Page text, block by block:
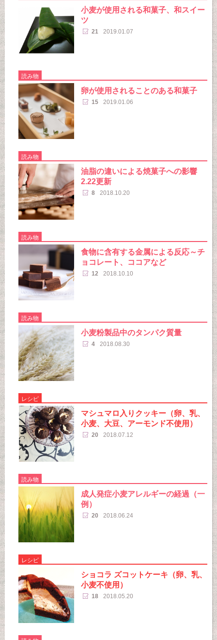
小麦が使用される和菓子、和スイー
ツ
21 2019.01.07
読み物
卵が使用されることのある和菓子
15 2019.01.06
読み物
油脂の違いによる焼菓子への影響
2.22更新
8 2018.10.20
読み物
食物に含有する金属による反応～チ
ョコレート、ココアなど
12 2018.10.10
読み物
小麦粉製品中のタンパク質量
4 2018.08.30
レシピ
マシュマロ入りクッキー（卵、乳、
小麦、大豆、アーモンド不使用）
20 2018.07.12
読み物
成人発症小麦アレルギーの経過（一
例）
20 2018.06.24
レシピ
ショコラ ズコットケーキ（卵、乳、
小麦不使用）
18 2018.05.20